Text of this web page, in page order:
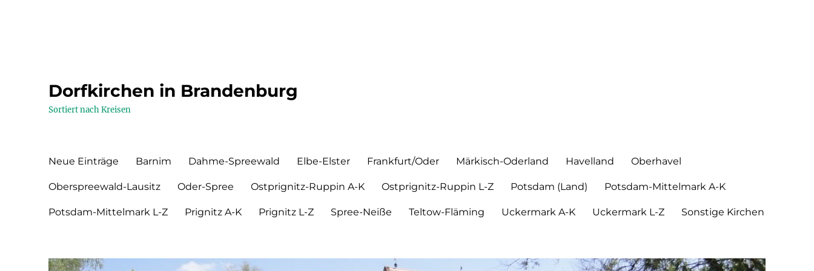
Dorfkirchen in Brandenburg
Sortiert nach Kreisen
Neue Einträge Barnim Dahme-Spreewald Elbe-Elster Frankfurt/Oder Märkisch-Oderland Havelland Oberhavel
Oberspreewald-Lausitz Oder-Spree Ostprignitz-Ruppin A-K Ostprignitz-Ruppin L-Z Potsdam (Land) Potsdam-Mittelmark A-K
Potsdam-Mittelmark L-Z Prignitz A-K Prignitz L-Z Spree-Neiße Teltow-Fläming Uckermark A-K Uckermark L-Z Sonstige Kirchen